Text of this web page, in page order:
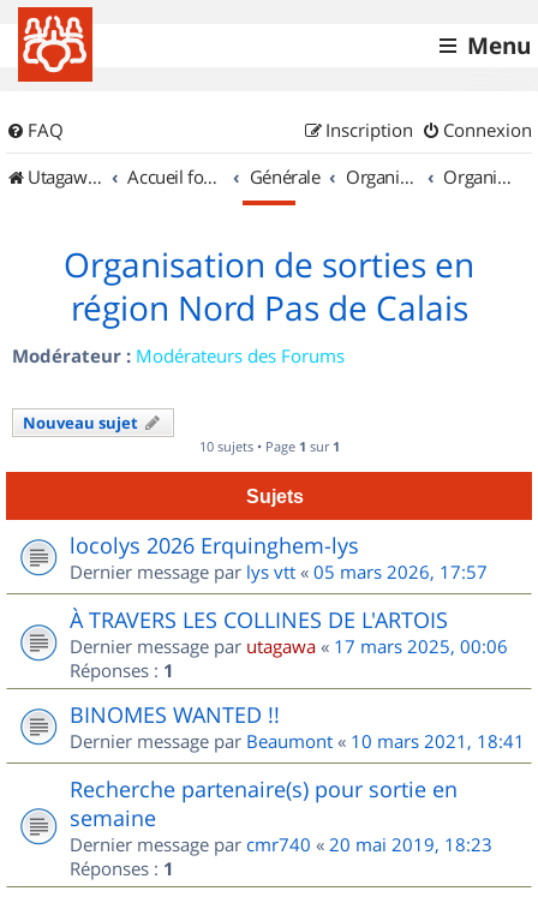
Menu
FAQ Connexion
Inscription
UtagawaVTT (Randos VTT et VTTAE avec traces GPS)
Accueil forum Générale Organisation de sorties & Recherche de partenaires Organisation de sorties en région Nord Pas de Calais
Organisation de sorties en
région Nord Pas de Calais
Modérateur : Modérateurs des Forums
Nouveau sujet
10 sujets • Page 1 sur 1
Sujets
locolys 2026 Erquinghem-lys
Dernier message par lys vtt « 05 mars 2026, 17:57
À TRAVERS LES COLLINES DE L'ARTOIS
Dernier message par utagawa « 17 mars 2025, 00:06
Réponses : 1
BINOMES WANTED !!
Dernier message par Beaumont « 10 mars 2021, 18:41
Recherche partenaire(s) pour sortie en
semaine
Dernier message par cmr740 « 20 mai 2019, 18:23
Réponses : 1